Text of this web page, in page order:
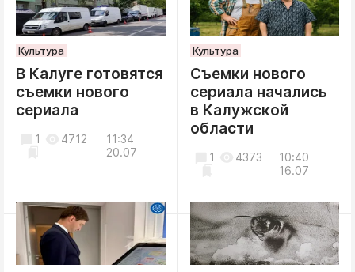
Культура
В Калуге готовятся
съемки нового
сериала
11:34
20.07
1 4712
Культура
Съемки нового
сериала начались
в Калужской
области
10:40
16.07
1 4373